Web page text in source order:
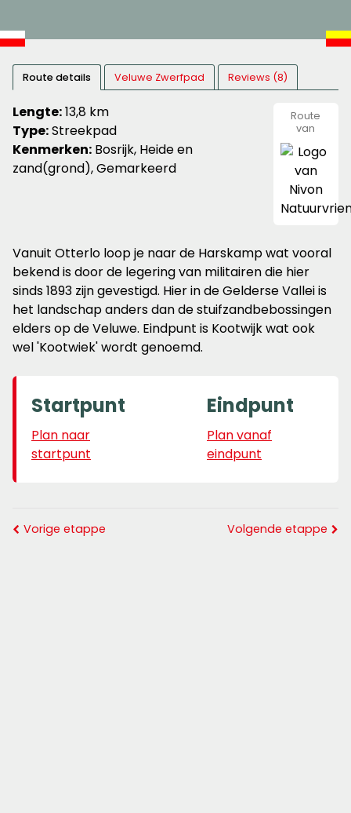
Route details Veluwe Zwerfpad Reviews (8)
Lengte:13,8 km
Type:Streekpad
Kenmerken: Bosrijk, Heide en
zand(grond), Gemarkeerd
Route
van
Vanuit Otterlo loop je naar de Harskamp wat vooral
bekend is door de legering van militairen die hier
sinds 1893 zijn gevestigd. Hier in de Gelderse Vallei is
het landschap anders dan de stuifzandbebossingen
elders op de Veluwe. Eindpunt is Kootwijk wat ook
wel 'Kootwiek' wordt genoemd.
Startpunt
Plan naar
startpunt
Eindpunt
Plan vanaf
eindpunt
Vorige etappe Volgende etappe